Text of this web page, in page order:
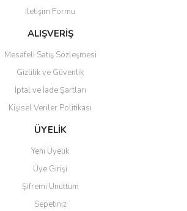
sitelerden daha pahalı.
farklı alternatifler olmalı.
Gönder
İletişim Formu
ALIŞVERİŞ
Mesafeli Satış Sözleşmesi
Gizlilik ve Güvenlik
İptal ve İade Şartları
Kişisel Veriler Politikası
ÜYELİK
Yeni Üyelik
Üye Girişi
Şifremi Unuttum
Sepetiniz